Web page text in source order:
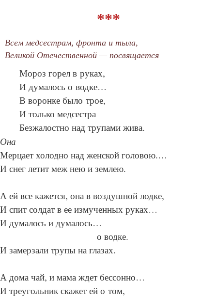
***
Всем медсестрам, фронта и тыла,
Великой Отечественной — посвящается
Мороз горел в руках,
И думалось о водке…
В воронке было трое,
И только медсестра
Безжалостно над трупами жива.
Она
Мерцает холодно над женской головою.…
И снег летит меж нею и землею.
А ей все кажется, она в воздушной лодке,
И спит солдат в ее измученных руках…
И думалось и думалось…
о водке.
И замерзали трупы на глазах.
А дома чай, и мама ждет бессонно…
И треугольник скажет ей о том,